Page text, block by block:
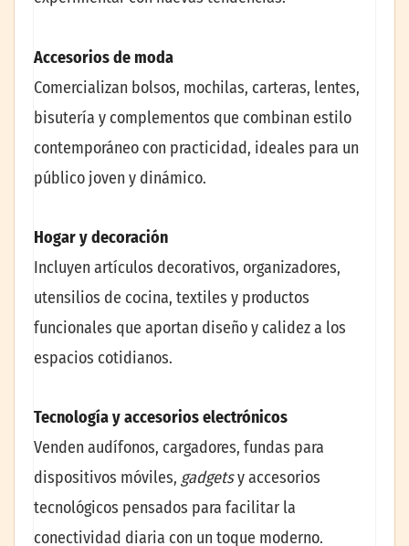
Accesorios de moda
Comercializan bolsos, mochilas, carteras, lentes,
bisutería y complementos que combinan estilo
contemporáneo con practicidad, ideales para un
público joven y dinámico.
Hogar y decoración
Incluyen artículos decorativos, organizadores,
utensilios de cocina, textiles y productos
funcionales que aportan diseño y calidez a los
espacios cotidianos.
Tecnología y accesorios electrónicos
Venden audífonos, cargadores, fundas para
dispositivos móviles, gadgetsy accesorios
tecnológicos pensados para facilitar la
conectividad diaria con un toque moderno.